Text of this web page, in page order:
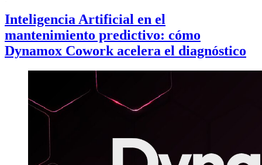
Inteligencia Artificial en el
mantenimiento predictivo: cómo
Dynamox Cowork acelera el diagnóstico